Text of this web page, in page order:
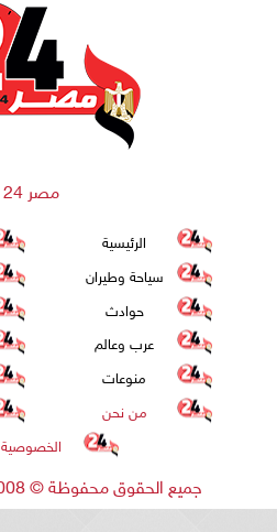
مصر 24
الرئيسية
سياحة وطيران
حوادث
عرب وعالم
منوعات
من نحن
الخصوصية
جميع الحقوق محفوظة©